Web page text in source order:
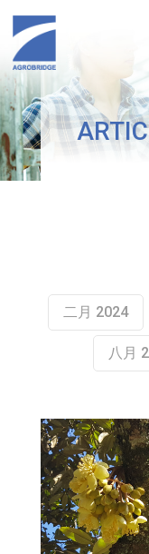
二月 2024
八月